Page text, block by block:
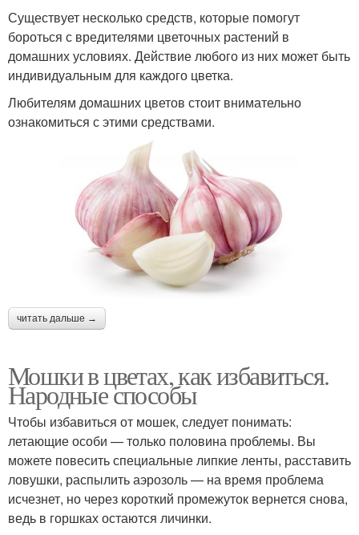
Существует несколько средств, которые помогут
бороться с вредителями цветочных растений в
домашних условиях. Действие любого из них может быть
индивидуальным для каждого цветка.
Любителям домашних цветов стоит внимательно
ознакомиться с этими средствами.
читать дальше →
Мошки в цветах, как избавиться.
Народные способы
Чтобы избавиться от мошек, следует понимать:
летающие особи — только половина проблемы. Вы
можете повесить специальные липкие ленты, расставить
ловушки, распылить аэрозоль — на время проблема
исчезнет, но через короткий промежуток вернется снова,
ведь в горшках остаются личинки.